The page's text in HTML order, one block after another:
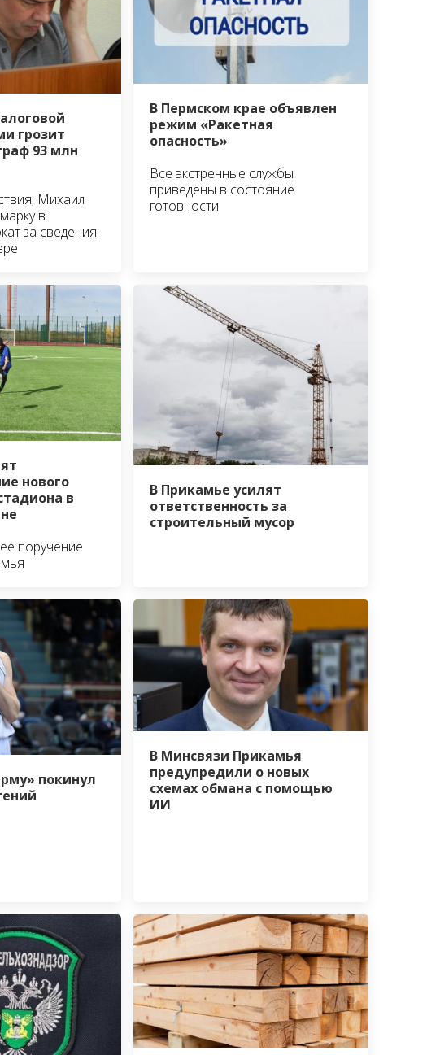
грозит
93 млн
Михаил
в
за сведения
В Пермском крае объявлен
режим «Ракетная
опасность»
Все экстренные службы
приведены в состояние
готовности
нового
в
поручение
В Прикамье усилят
ответственность за
строительный мусор
покинул
В Минсвязи Прикамья
предупредили о новых
схемах обмана с помощью
ИИ